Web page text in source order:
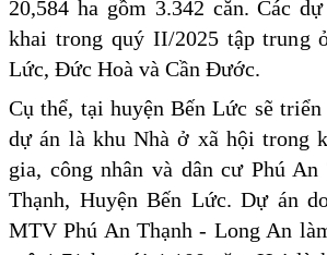
20,584 ha gồm 3.342 căn. Các
khai trong quý II/2025 tập trung
Lức, Đức Hoà và Cần Đước.
Cụ thể, tại huyện Bến Lức sẽ
dự án là khu Nhà ở xã hội trong
gia, công nhân và dân cư Phú
Thạnh, Huyện Bến Lức. Dự án
MTV Phú An Thạnh - Long An